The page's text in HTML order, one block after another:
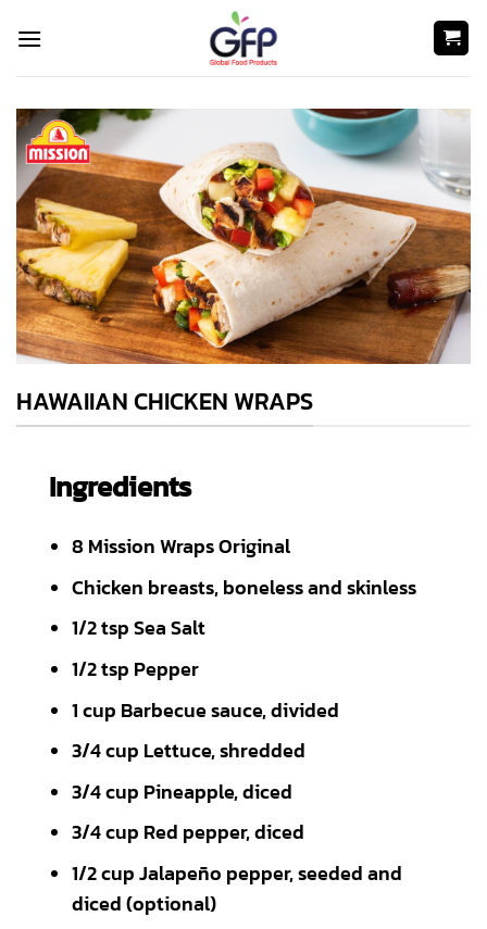
HAWAIIAN CHICKEN WRAPS
Ingredients
8 Mission Wraps Original
Chicken breasts, boneless and skinless
1/2 tsp Sea Salt
1/2 tsp Pepper
1 cup Barbecue sauce, divided
3/4 cup Lettuce, shredded
3/4 cup Pineapple, diced
3/4 cup Red pepper, diced
1/2 cup Jalapeño pepper, seeded and
diced (optional)